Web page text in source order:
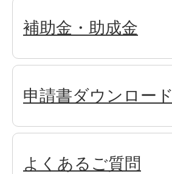
補助金・助成金
申請書ダウンロード
よくあるご質問